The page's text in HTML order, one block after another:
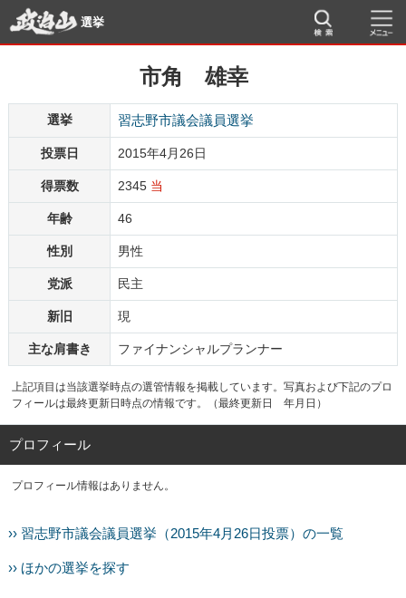
選挙
市角 雄幸
選挙 習志野市議会議員選挙
投票日 2015年4月26日
得票数 2345 当
年齢 46
性別 男性
党派 民主
新旧 現
主な肩書き ファイナンシャルプランナー
上記項目は当該選挙時点の選管情報を掲載しています。写真および下記のプロ
フィールは最終更新日時点の情報です。（最終更新日 年月日）
プロフィール
プロフィール情報はありません。
›› 習志野市議会議員選挙（2015年4月26日投票）の一覧
›› ほかの選挙を探す